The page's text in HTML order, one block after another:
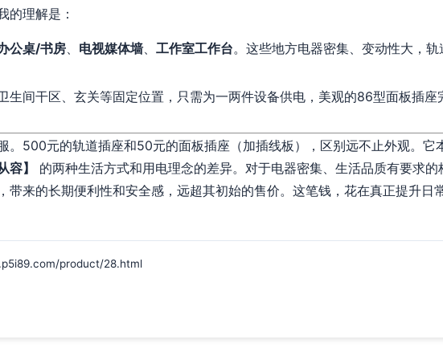
的理解是：
公桌/书房、 电视媒体墙、 工作室工作台。这些地方电器密集、变动性大，
生间干区、玄关等固定位置，只需为一两件设备供电，美观的86型面板插座
。500元的轨道插座和50元的面板插座（加插线板），区别远不止外观。它
】
的两种生活方式和用电理念的差异。对于电器密集、生活品质有要求的
带来的长期便利性和安全感，远超其初始的售价。这笔钱，花在真正提升日
product/28.html